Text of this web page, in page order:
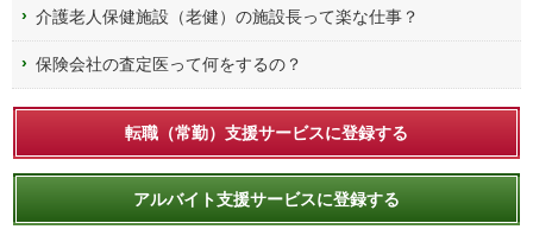
介護老人保健施設（老健）の施設長って楽な仕事？
保険会社の査定医って何をするの？
転職（常勤）支援サービスに登録する
アルバイト支援サービスに登録する